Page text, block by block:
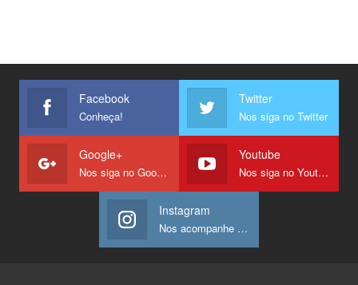
Facebook
Conheça!
Twitter
Nos siga no Twitter
Google+
Nos siga no Google +
Youtube
Nos siga no Youtube
Instagram
Nos acompanhe no Instagram